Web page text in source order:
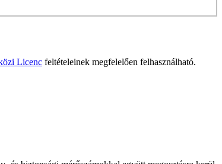
Licenc feltételeinek megfelelően felhasználható.